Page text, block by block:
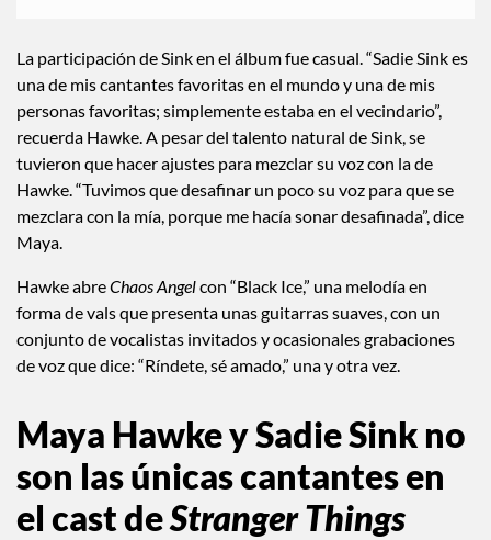
La participación de Sink en el álbum fue casual. “Sadie Sink es
una de mis cantantes favoritas en el mundo y una de mis
personas favoritas; simplemente estaba en el vecindario”,
recuerda Hawke. A pesar del talento natural de Sink, se
tuvieron que hacer ajustes para mezclar su voz con la de
Hawke. “Tuvimos que desafinar un poco su voz para que se
mezclara con la mía, porque me hacía sonar desafinada”, dice
Maya.
Hawke abreChaos Angelcon “Black Ice,” una melodía en
forma de vals que presenta unas guitarras suaves, con un
conjunto de vocalistas invitados y ocasionales grabaciones
de voz que dice: “Ríndete, sé amado,” una y otra vez.
Maya Hawke y Sadie Sink no
son las únicas cantantes en
el cast deStranger Things